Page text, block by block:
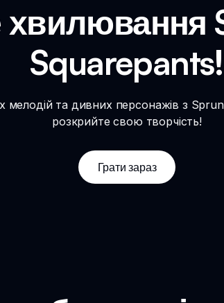
хвилювання
Squarepants!
та дивних персонажів з
розкрийте свою творчість!
Грати зараз